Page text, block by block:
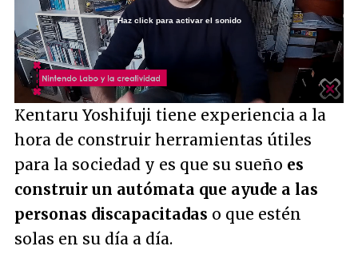
Unmute
Loaded:
8.99%
Haz click para activar el sonido
Kentaru Yoshifuji tiene experiencia a la
hora de construir herramientas útiles
para la sociedad y es que su sueño es
construir un autómata que ayude a las
personas discapacitadas o que estén
solas en su día a día.